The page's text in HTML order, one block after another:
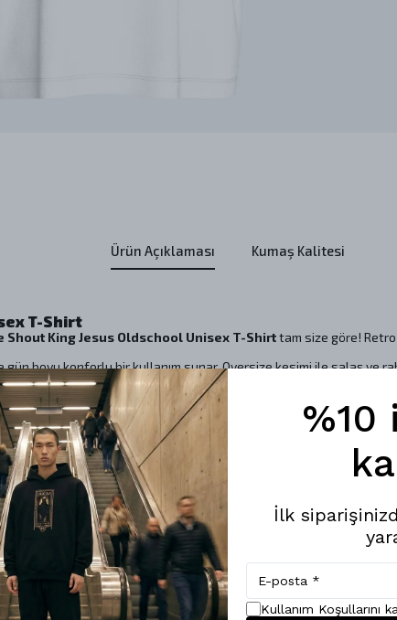
Ürün Açıklaması Kumaş Kalitesi
T-Shirt
Shout King Jesus Oldschool Unisex T-Shirttam size göre!
boyu konforlu bir kullanım sunar. Oversize kesimi ile salaş ve
temalı özel baskısı, oldschool tarzıyla klasik ve zamansız bir
günlük hayatınızda hem de özel anlarınızda rahatlıkla
yumuşak doku.
retro stil.
için ideal.
Oversize Shout King Jesus Oldschool Unisex T-Shirt ile
%10
İlk
Kullanım Koşullarını